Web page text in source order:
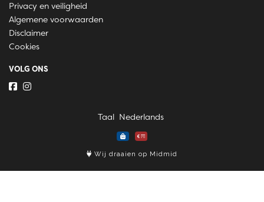
Privacy en veiligheid
Algemene voorwaarden
Disclaimer
Cookies
VOLG ONS
Taal
Wij draaien op Midmid